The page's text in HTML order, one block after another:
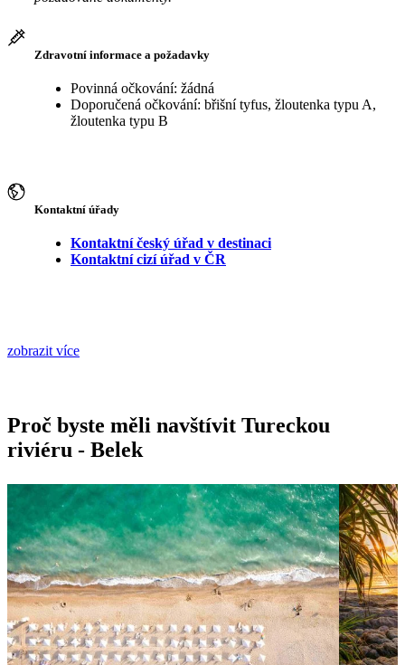
Zdravotní informace a požadavky
Povinná očkování: žádná
Doporučená očkování: břišní tyfus, žloutenka typu A,
žloutenka typu B
Kontaktní úřady
Kontaktní český úřad v destinaci
Kontaktní cizí úřad v ČR
zobrazit více
Proč byste měli navštívit Tureckou
riviéru - Belek